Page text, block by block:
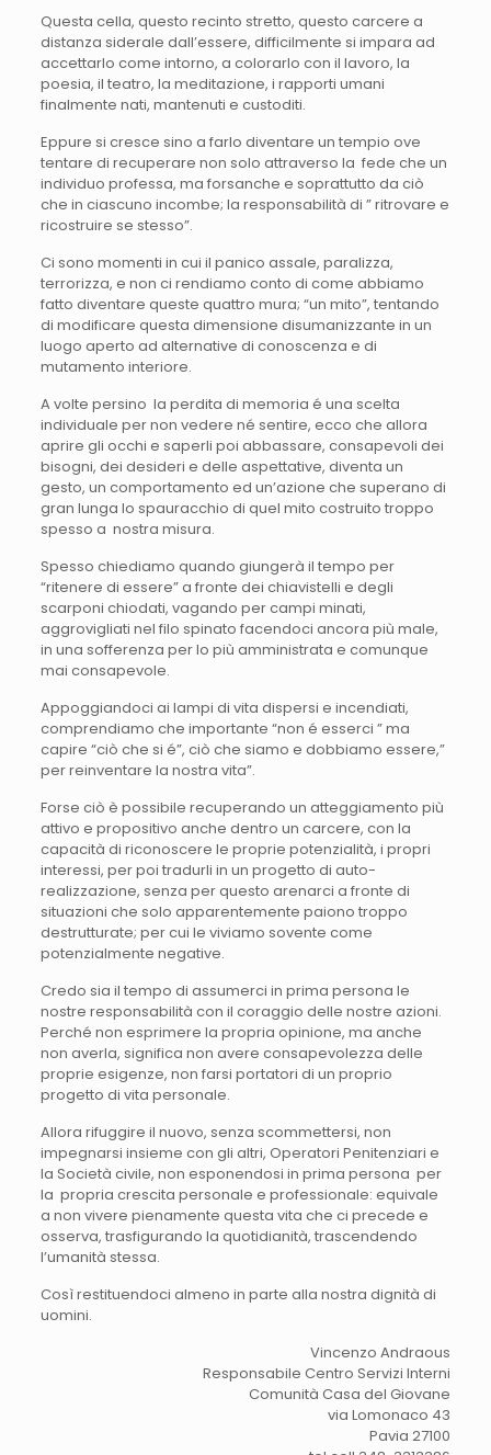
Questa cella, questo recinto stretto, questo carcere a
distanza siderale dall’essere, difficilmente si impara ad
accettarlo come intorno, a colorarlo con il lavoro, la
poesia, il teatro, la meditazione, i rapporti umani
finalmente nati, mantenuti e custoditi.
Eppure si cresce sino a farlo diventare un tempio ove
tentare di recuperare non solo attraverso la fede che un
individuo professa, ma forsanche e soprattutto da ciò
che in ciascuno incombe; la responsabilità di ” ritrovare e
ricostruire se stesso”.
Ci sono momenti in cui il panico assale, paralizza,
terrorizza, e non ci rendiamo conto di come abbiamo
fatto diventare queste quattro mura; “un mito”, tentando
di modificare questa dimensione disumanizzante in un
luogo aperto ad alternative di conoscenza e di
mutamento interiore.
A volte persino la perdita di memoria é una scelta
individuale per non vedere né sentire, ecco che allora
aprire gli occhi e saperli poi abbassare, consapevoli dei
bisogni, dei desideri e delle aspettative, diventa un
gesto, un comportamento ed un’azione che superano di
gran lunga lo spauracchio di quel mito costruito troppo
spesso a nostra misura.
Spesso chiediamo quando giungerà il tempo per
“ritenere di essere” a fronte dei chiavistelli e degli
scarponi chiodati, vagando per campi minati,
aggrovigliati nel filo spinato facendoci ancora più male,
in una sofferenza per lo più amministrata e comunque
mai consapevole.
Appoggiandoci ai lampi di vita dispersi e incendiati,
comprendiamo che importante “non é esserci ” ma
capire “ciò che si é”, ciò che siamo e dobbiamo essere,”
per reinventare la nostra vita”.
Forse ciò è possibile recuperando un atteggiamento più
attivo e propositivo anche dentro un carcere, con la
capacità di riconoscere le proprie potenzialità, i propri
interessi, per poi tradurli in un progetto di auto-
realizzazione, senza per questo arenarci a fronte di
situazioni che solo apparentemente paiono troppo
destrutturate; per cui le viviamo sovente come
potenzialmente negative.
Credo sia il tempo di assumerci in prima persona le
nostre responsabilità con il coraggio delle nostre azioni.
Perché non esprimere la propria opinione, ma anche
non averla, significa non avere consapevolezza delle
proprie esigenze, non farsi portatori di un proprio
progetto di vita personale.
Allora rifuggire il nuovo, senza scommettersi, non
impegnarsi insieme con gli altri, Operatori Penitenziari e
la Società civile, non esponendosi in prima persona per
la propria crescita personale e professionale: equivale
a non vivere pienamente questa vita che ci precede e
osserva, trasfigurando la quotidianità, trascendendo
l’umanità stessa.
Così restituendoci almeno in parte alla nostra dignità di
uomini.
Vincenzo Andraous
Responsabile Centro Servizi Interni
Comunità Casa del Giovane
via Lomonaco 43
Pavia 27100